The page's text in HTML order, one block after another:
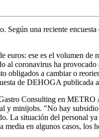
Según una reciente
ese es el volumen de
al coronavirus ha
obligados a cambiar o
de DEHOGA publicada
Consulting en METRO
y minijobs. "No hay
La situación del personal
en algunos casos,